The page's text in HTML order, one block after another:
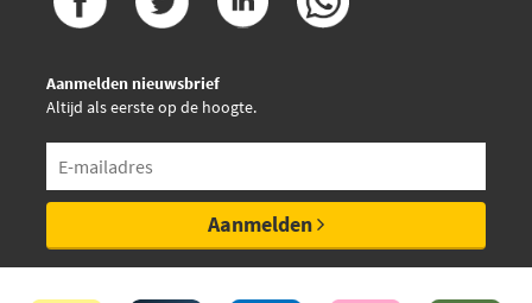
Aanmelden nieuwsbrief
Altijd als eerste op de hoogte.
Aanmelden